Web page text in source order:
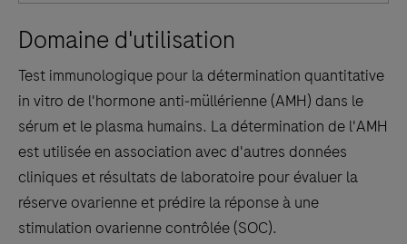
Domaine d'utilisation
Test immunologique pour la détermination quantitative
in vitro de l'hormone anti‑müllérienne (AMH) dans le
sérum et le plasma humains. La détermination de l'AMH
est utilisée en association avec d'autres données
cliniques et résultats de laboratoire pour évaluer la
réserve ovarienne et prédire la réponse à une
stimulation ovarienne contrôlée (SOC).